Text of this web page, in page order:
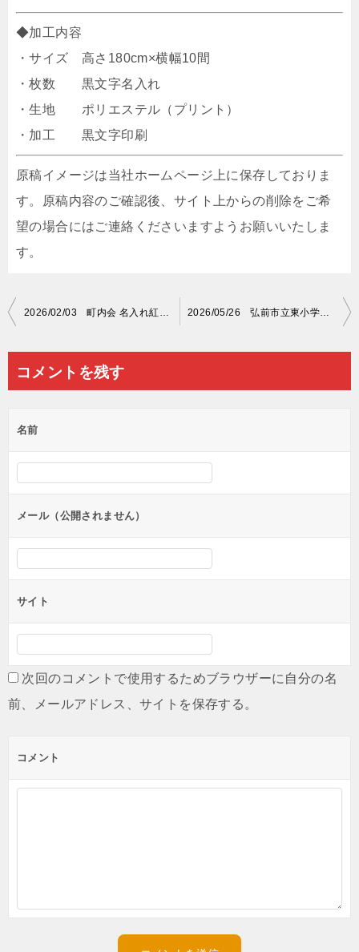
◆加工内容
・サイズ 高さ180cm×横幅10間
・枚数 黒文字名入れ
・生地 ポリエステル（プリント）
・加工 黒文字印刷
原稿イメージは当社ホームページ上に保存しておりま
す。原稿内容のご確認後、サイト上からの削除をご希
望の場合にはご連絡くださいますようお願いいたしま
す。
投
ビ
ー
シ
ン
2026/02/03 町内会 名入れ紅白幕 2026/05/26 弘前市立東小学校 名入れ紅白幕
コメントを残す
名前
メール（公開されません）
サイト
次回のコメントで使用するためブラウザーに自分の名
前、メールアドレス、サイトを保存する。
コメント